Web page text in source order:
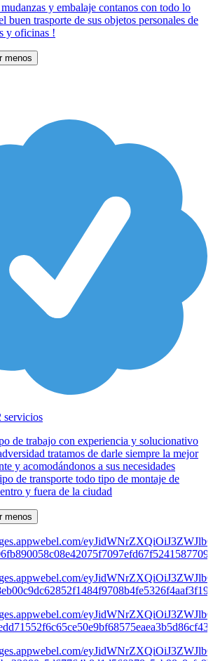
y embalaje contanos con todo lo
buen trasporte de sus objetos personales de
y oficinas !
menos
servicios
de trabajo con experiencia y solucionativo
tratamos de darle siempre la mejor
y acomodándonos a sus necesidades
de transporte todo tipo de montaje de
y fuera de la ciudad
menos